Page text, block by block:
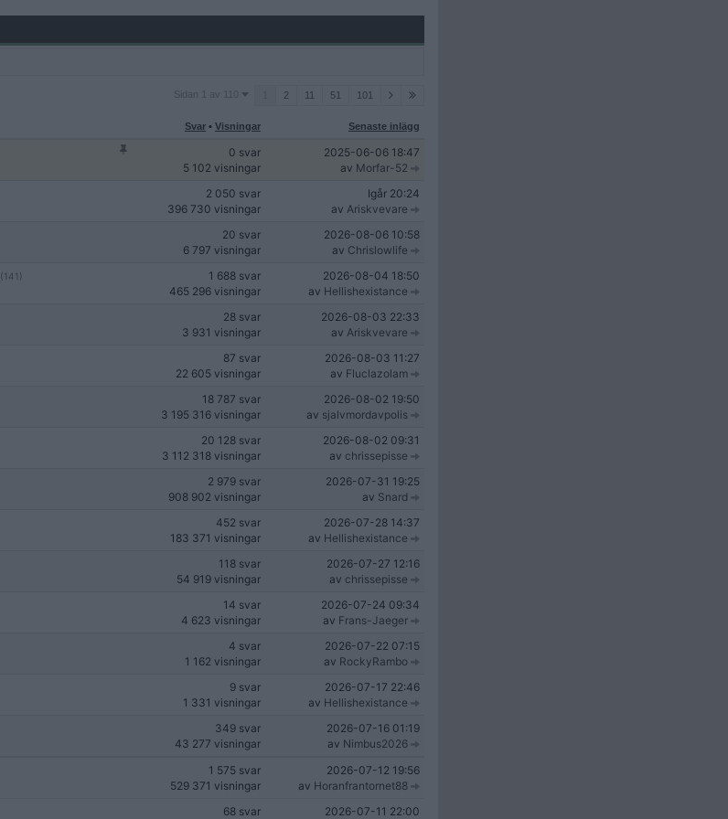
Sidan
Sidan 1 av 110 2 11 51 101
Svar • Visningar Senaste inlägg
0 svar
5 102 visningar
2025-06-06 18:47
av Morfar-52
2 050 svar
396 730 visningar
Igår 20:24
av Ariskvevare
20 svar
6 797 visningar
2026-08-06 10:58
av Chrislowlife
(141)
1 688 svar
465 296 visningar
2026-08-04 18:50
av Hellishexistance
28 svar
3 931 visningar
2026-08-03 22:33
av Ariskvevare
87 svar
22 605 visningar
2026-08-03 11:27
av Fluclazolam
18 787 svar
3 195 316 visningar
2026-08-02 19:50
av sjalvmordavpolis
20 128 svar
3 112 318 visningar
2026-08-02 09:31
av chrissepisse
2 979 svar
908 902 visningar
2026-07-31 19:25
av Snard
452 svar
183 371 visningar
2026-07-28 14:37
av Hellishexistance
118 svar
54 919 visningar
2026-07-27 12:16
av chrissepisse
14 svar
4 623 visningar
2026-07-24 09:34
av Frans-Jaeger
4 svar
1 162 visningar
2026-07-22 07:15
av RockyRambo
9 svar
1 331 visningar
2026-07-17 22:46
av Hellishexistance
349 svar
43 277 visningar
2026-07-16 01:19
av Nimbus2026
1 575 svar
529 371 visningar
2026-07-12 19:56
av Horanfrantornet88
68 svar
2026-07-11 22:00